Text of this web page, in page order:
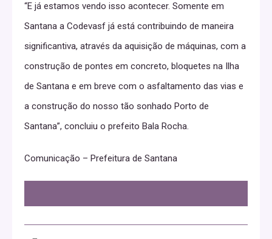
“E já estamos vendo isso acontecer. Somente em
Santana a Codevasf já está contribuindo de maneira
significantiva, através da aquisição de máquinas, com a
construção de pontes em concreto, bloquetes na Ilha
de Santana e em breve com o asfaltamento das vias e
a construção do nosso tão sonhado Porto de
Santana”, concluiu o prefeito Bala Rocha.
Comunicação – Prefeitura de Santana